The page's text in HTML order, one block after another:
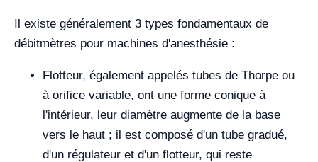
Il existe généralement 3 types fondamentaux de
débitmètres pour machines d'anesthésie :
Flotteur, également appelés tubes de Thorpe ou
à orifice variable, ont une forme conique à
l'intérieur, leur diamètre augmente de la base
vers le haut ; il est composé d'un tube gradué,
d'un régulateur et d'un flotteur, qui reste